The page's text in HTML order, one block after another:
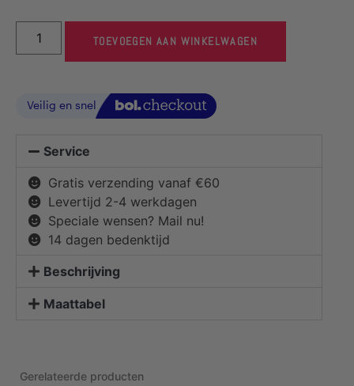
TOEVOEGEN AAN WINKELWAGEN
Service
Gratis verzending vanaf €60
Levertijd 2-4 werkdagen
Speciale wensen? Mail nu!
14 dagen bedenktijd
Beschrijving
Maattabel
Gerelateerde producten